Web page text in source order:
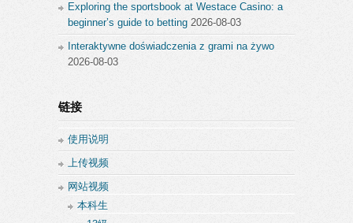
Exploring the sportsbook at Westace Casino: a
beginner’s guide to betting 2026-08-03
Interaktywne doświadczenia z grami na żywo
2026-08-03
链接
使用说明
上传视频
网站视频
本科生